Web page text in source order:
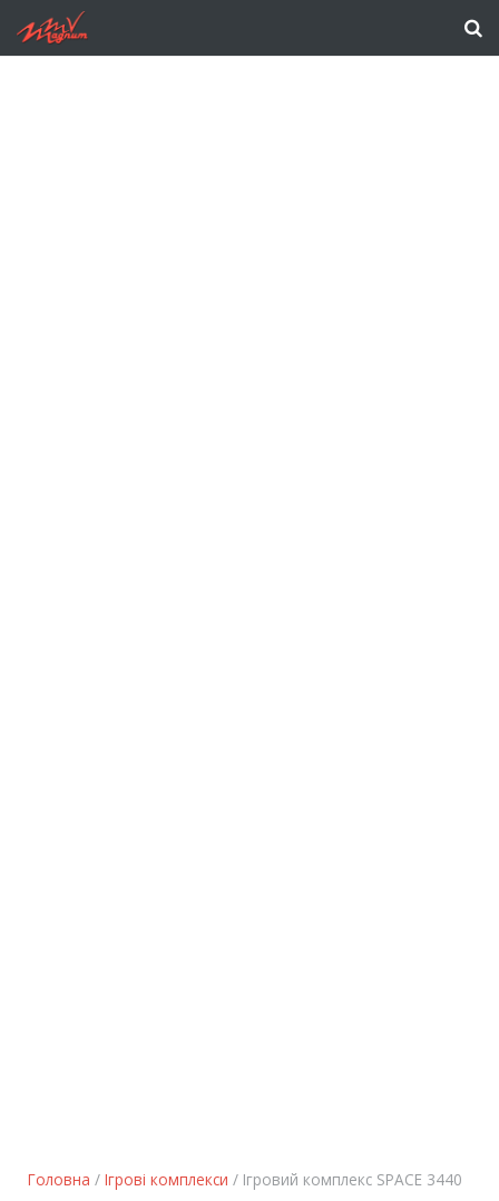
Головна / Ігрові комплекси / Ігровий комплекс SPACE 3440